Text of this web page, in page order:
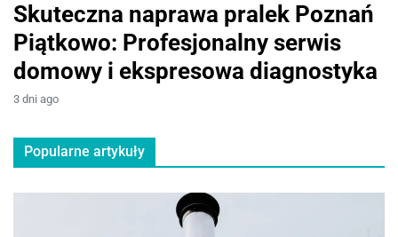
Skuteczna naprawa pralek Poznań
Piątkowo: Profesjonalny serwis
domowy i ekspresowa diagnostyka
3 dni ago
Popularne artykuły